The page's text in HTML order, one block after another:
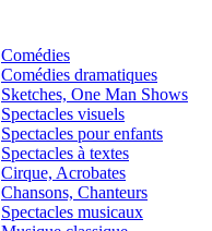
Comédies
Comédies dramatiques
Sketches, One Man Shows
Spectacles visuels
Spectacles pour enfants
Spectacles à textes
Cirque, Acrobates
Chansons, Chanteurs
Spectacles musicaux